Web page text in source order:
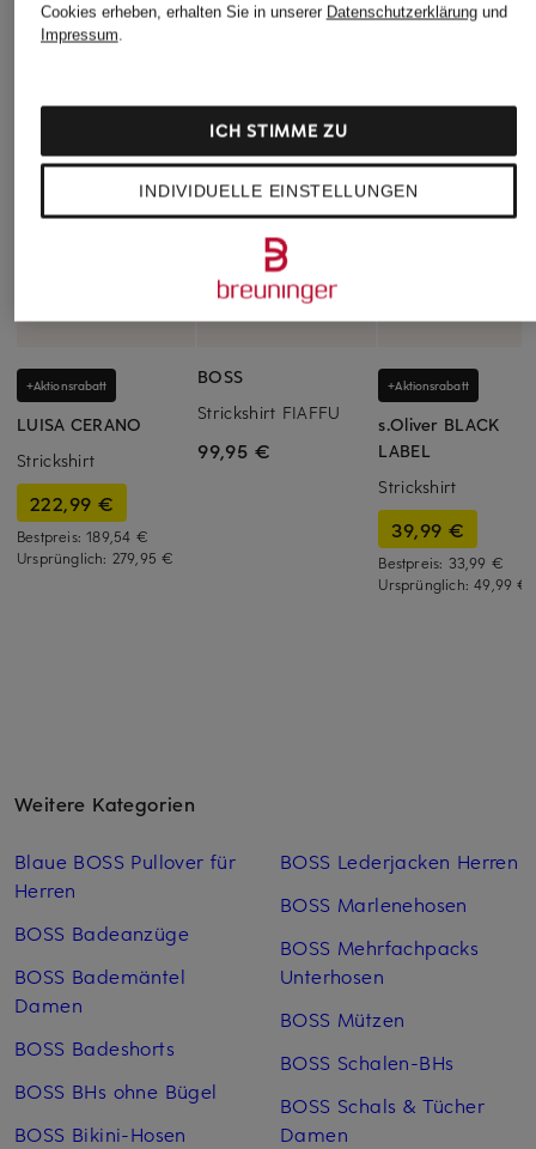
+Aktionsrabatt
LUISA CERANO
Strickshirt
222,99 €
Bestpreis:189,54 €
Ursprünglich: 279,95 €
BOSS
Strickshirt FIAFFU
99,95 €
+Aktionsrabatt
s.Oliver BLACK
LABEL
Strickshirt
39,99 €
Bestpreis: 33,99 €
Ursprünglich:49,99 €
Weitere Kategorien
Blaue BOSS Pullover für
Herren
BOSS Badeanzüge
BOSS Bademäntel
Damen
BOSS Badeshorts
BOSS BHs ohne Bügel
BOSS Bikini-Hosen
BOSS Lederjacken Herren
BOSS Marlenehosen
BOSS Mehrfachpacks
Unterhosen
BOSS Mützen
BOSS Schalen-BHs
BOSS Schals & Tücher
Damen
Cookies erheben, erhalten Sie in unserer Datenschutzerklärungund
Impressum.
INDIVIDUELLE EINSTELLUNGEN
ICH STIMME ZU